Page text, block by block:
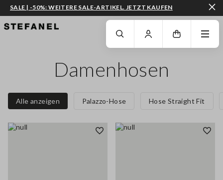
ZUM HAUPTINHALT SPRINGEN GEHEN SIE ZUM ENDE DER SEITE
SALE | -50%: WEITERE SALE-ARTIKEL. JETZT KAUFEN
Damenhosen
Alle anzeigen Palazzo-Hose Hose Straight Fit